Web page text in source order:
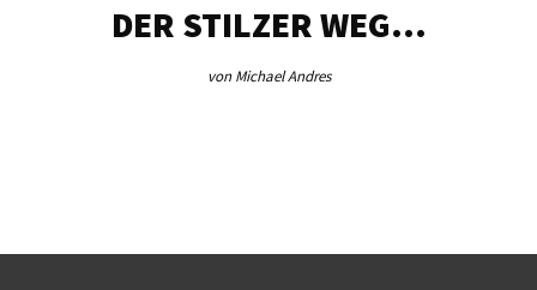
DER STILZER WEG…
von Michael Andres